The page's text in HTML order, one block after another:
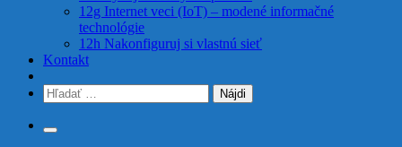
12g Internet veci (IoT) – modené informačné
technológie
12h Nakonfiguruj si vlastnú sieť
Kontakt
Hľadať: